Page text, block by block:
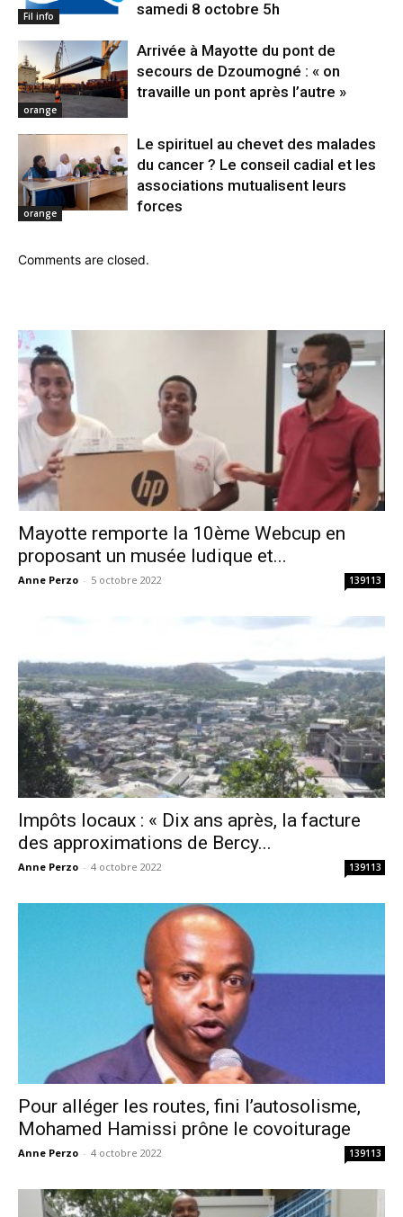
Fil info samedi 8 octobre 5h
orange
Arrivée à Mayotte du pont de
secours de Dzoumogné : « on
travaille un pont après l’autre »
orange
Le spirituel au chevet des malades
du cancer ? Le conseil cadial et les
associations mutualisent leurs
forces
Comments are closed.
Mayotte remporte la 10ème Webcup en
proposant un musée ludique et...
Anne Perzo - 5 octobre 2022 139113
Impôts locaux : « Dix ans après, la facture
des approximations de Bercy...
Anne Perzo - 4 octobre 2022 139113
Pour alléger les routes, fini l’autosolisme,
Mohamed Hamissi prône le covoiturage
Anne Perzo - 4 octobre 2022 139113